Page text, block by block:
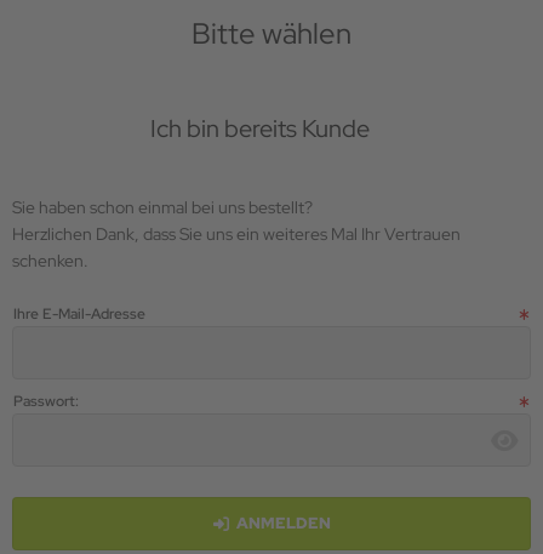
Bitte wählen
Ich bin bereits Kunde
Sie haben schon einmal bei uns bestellt?
Herzlichen Dank, dass Sie uns ein weiteres Mal Ihr Vertrauen
schenken.
Ihre E-Mail-Adresse
Passwort:
ANMELDEN